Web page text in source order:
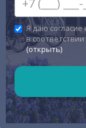
Я даю
в
(открыть)